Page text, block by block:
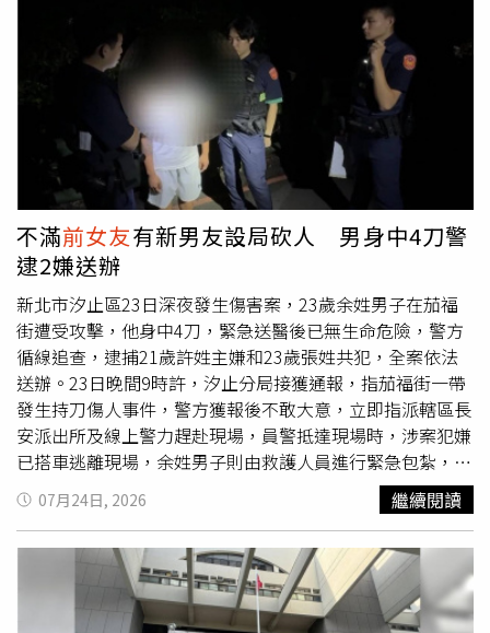
人分開，並迅速平息事件。報導指出，衝突發生後，吹牛老
爹立即被送往監獄單獨監禁區接受隔離處置。截至目前，外
界仍不清楚他是否已解除單獨監禁，但若獄方後續調查認定
其違反紀律，可能面臨進一步處分。報導指出，吹牛老爹預
計將於2028年2月出獄，但該日期建立在他持續獲得良好行
為減刑資格的前提下。若此次打鬥事件被認定屬重大違規，
相關減刑資格可能遭取消，使服刑時間延長。對於外界詢
問，監獄發言人表示，基於規定，無法公開任何受刑人的內
部資訊，因此不會回應個案情況。美國聯邦監獄管理局
（Federal Bureau of Prisons）則說，考量受刑人隱私、安
全及監獄管理需求，不會對個別受刑人的紀律處分或相關事
項發表評論。《TMZ》也已向吹牛老爹方面尋求回應，但截
至報導刊出時，尚未獲得任何答覆。現年55歲的吹牛老爹近
年深陷多起司法案件，目前正在聯邦監獄服刑。此次傳出獄
中鬥毆事件，再度引發外界關注其服刑期間的狀況，以及是
否會因此影響原定出獄時間。
不滿前女友有新男友設局砍人 男身中4刀警
逮2嫌送辦
新北市汐止區23日深夜發生傷害案，23歲余姓男子在茄福
街遭受攻擊，他身中4刀，緊急送醫後已無生命危險，警方
循線追查，逮捕21歲許姓主嫌和23歲張姓共犯，全案依法
送辦。23日晚間9時許，汐止分局接獲通報，指茄福街一帶
發生持刀傷人事件，警方獲報後不敢大意，立即指派轄區長
安派出所及線上警力趕赴現場，員警抵達現場時，涉案犯嫌
已搭車逃離現場，余姓男子則由救護人員進行緊急包紮，並
迅速送往汐止國泰醫院救治，所幸經醫療團隊搶救後生命徵
象穩定，無生命危險。汐止分局立即成立專案小組，調閱監
視器掌握犯嫌逃逸路線，案發後2小時將犯嫌逮捕到案，許
男供稱他不滿前女友與余男交往，這才透過張姓共同友人將
他約出並攻擊，許嫌和張嫌則被依《刑法》殺人未遂罪嫌送
辦，相關案情仍須釐清。
07月24日, 2026 繼續閱讀